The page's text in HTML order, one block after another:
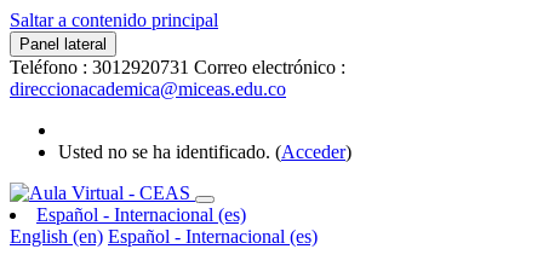
Saltar a contenido principal
Panel lateral
Teléfono : 3012920731 Correo electrónico :
direccionacademica@miceas.edu.co
Usted no se ha identificado. (Acceder)
Español - Internacional ‎(es)‎
English ‎(en)‎ Español - Internacional ‎(es)‎